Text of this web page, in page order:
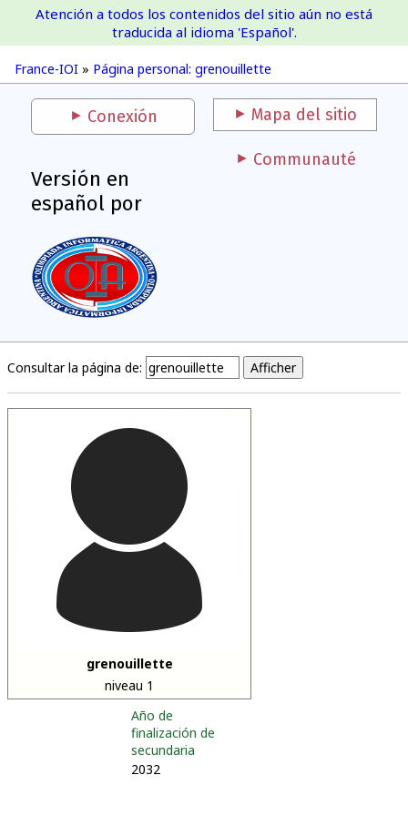
France-IOI
France-IOI » Página personal: grenouillette
Atención a todos los contenidos del sitio aún no está
traducida al idioma 'Español'.
Conexión Mapa del sitio
Versión en
español por
Communauté
Consultar la página de:
grenouillette
niveau 1
Año de
finalización de
secundaria
2032